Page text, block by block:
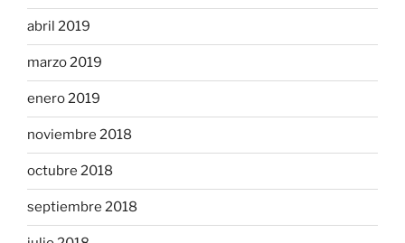
abril 2019
marzo 2019
enero 2019
noviembre 2018
octubre 2018
septiembre 2018